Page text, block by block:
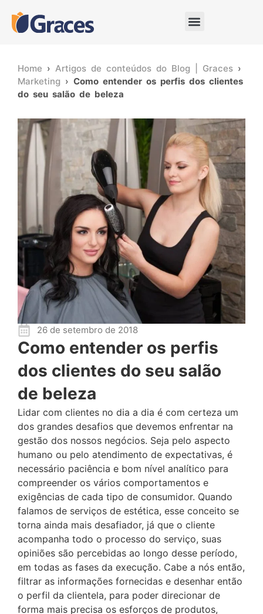
Home › Artigos de conteúdos do Blog | Graces ›
Marketing › Como entender os perfis dos clientes
do seu salão de beleza
26 de setembro de 2018
Como entender os perfis
dos clientes do seu salão
de beleza
Lidar com clientes no dia a dia é com certeza um
dos grandes desafios que devemos enfrentar na
gestão dos nossos negócios. Seja pelo aspecto
humano ou pelo atendimento de expectativas, é
necessário paciência e bom nível analítico para
compreender os vários comportamentos e
exigências de cada tipo de consumidor. Quando
falamos de serviços de estética, esse conceito se
torna ainda mais desafiador, já que o cliente
acompanha todo o processo do serviço, suas
opiniões são percebidas ao longo desse período,
em todas as fases da execução. Cabe a nós então,
filtrar as informações fornecidas e desenhar então
o perfil da clientela, para poder direcionar de
forma mais precisa os esforços de produtos,